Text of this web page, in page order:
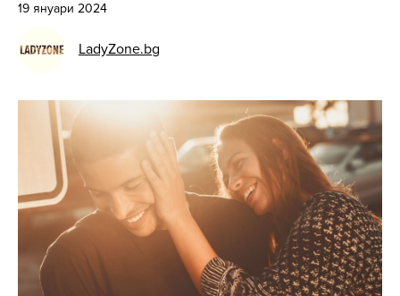
19 януари 2024
LadyZone.bg